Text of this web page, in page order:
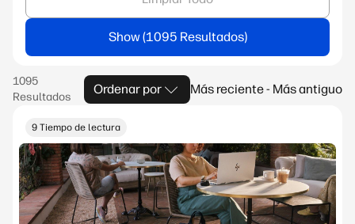
Show
Ordenar por Más reciente - Más antiguo
9 Tiempo de lectura